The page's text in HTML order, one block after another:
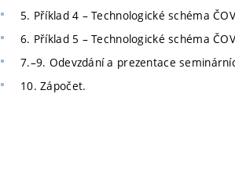
5. Příklad 4 – Technologické schéma
6. Příklad 5 – Technologické schéma
7.–9. Odevzdání a prezentace
10. Zápočet.